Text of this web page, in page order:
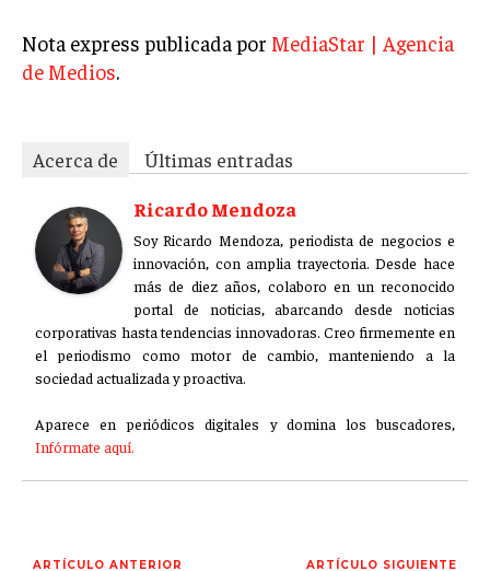
MÁS
PROYECTOS
SUMINISTRO
LOGÍSTICA EMPRESARIAL
CALIDAD Y MEJORA CONTINUA
TALENTOS
RECURSOS HUMANOS Y GESTIÓN DEL
TALENTO
COMPENSACIÓN Y BENEFICIOS
RECLUTAMIENTO Y SELECCIÓN
DESARROLLO DE PERSONAL
Nota express publicada por MediaStar | Agencia
de Medios.
Acerca de
Últimas entradas
Ricardo Mendoza
Soy Ricardo Mendoza, periodista de negocios e
innovación, con amplia trayectoria. Desde hace
más de diez años, colaboro en un reconocido
portal de noticias, abarcando desde noticias
corporativas hasta tendencias innovadoras. Creo firmemente en
el periodismo como motor de cambio, manteniendo a la
sociedad actualizada y proactiva.
Aparece en periódicos digitales y domina los buscadores,
Infórmate aquí.
ARTÍCULO ANTERIOR ARTÍCULO SIGUIENTE